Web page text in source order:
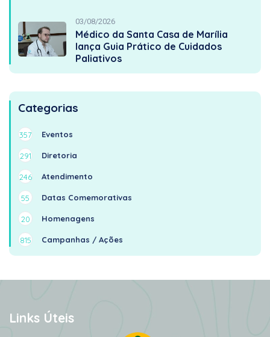
03/08/2026
Médico da Santa Casa de Marília
lança Guia Prático de Cuidados
Paliativos
Categorias
357 Eventos
291 Diretoria
246 Atendimento
55 Datas Comemorativas
20 Homenagens
815 Campanhas / Ações
Links Úteis